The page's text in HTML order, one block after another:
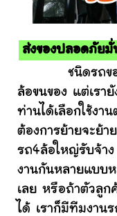
ส่งของปลอดภัยมั่
ชนิดรถของทา
ล้อขนของ แต่เรา
ท่านได้เลือกใช้งา
ต้องการย้ายจะย้า
รถ4ล้อใหญ่รับจ้าง
งานกันหลายแบบ
เลย หรือถ้าตัวลูก
ได้ เราก็มีทีมงานร